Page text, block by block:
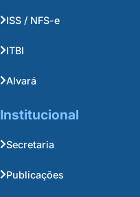
ISS / NFS-e
ITBI
Alvará
Institucional
Secretaria
Publicações